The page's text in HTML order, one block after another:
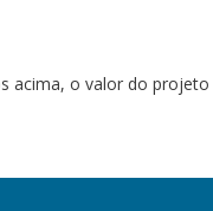
acima, o valor do